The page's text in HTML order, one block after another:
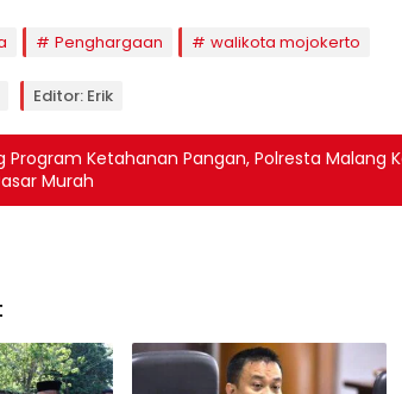
Penghargaan walikota mojokerto
Editor: Erik
Program Ketahanan Pangan, Polresta Malang
Murah